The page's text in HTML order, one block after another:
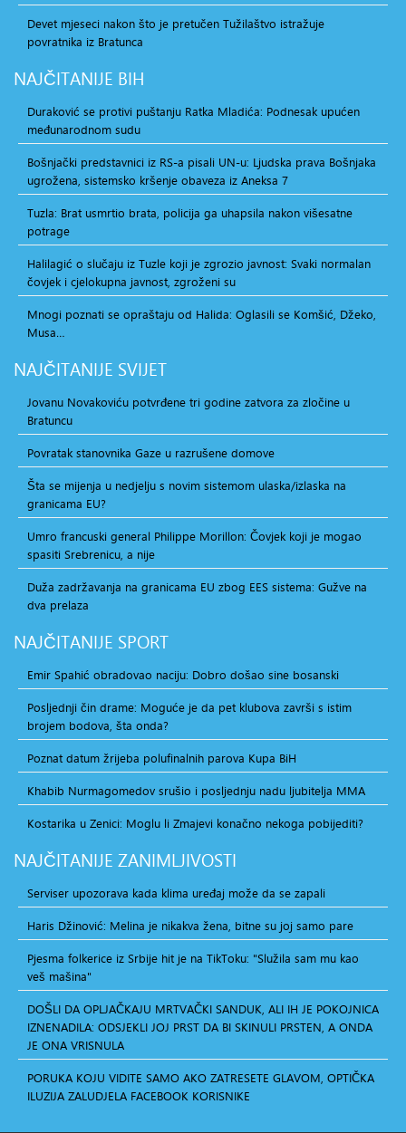
Devet mjeseci nakon što je pretučen Tužilaštvo istražuje
povratnika iz Bratunca
NAJČITANIJE BIH
Duraković se protivi puštanju Ratka Mladića: Podnesak upućen
međunarodnom sudu
Bošnjački predstavnici iz RS-a pisali UN-u: Ljudska prava Bošnjaka
ugrožena, sistemsko kršenje obaveza iz Aneksa 7
Tuzla: Brat usmrtio brata, policija ga uhapsila nakon višesatne
potrage
Halilagić o slučaju iz Tuzle koji je zgrozio javnost: Svaki normalan
čovjek i cjelokupna javnost, zgroženi su
Mnogi poznati se opraštaju od Halida: Oglasili se Komšić, Džeko,
Musa…
NAJČITANIJE SVIJET
Jovanu Novakoviću potvrđene tri godine zatvora za zločine u
Bratuncu
Povratak stanovnika Gaze u razrušene domove
Šta se mijenja u nedjelju s novim sistemom ulaska/izlaska na
granicama EU?
Umro francuski general Philippe Morillon: Čovjek koji je mogao
spasiti Srebrenicu, a nije
Duža zadržavanja na granicama EU zbog EES sistema: Gužve na
dva prelaza
NAJČITANIJE SPORT
Emir Spahić obradovao naciju: Dobro došao sine bosanski
Posljednji čin drame: Moguće je da pet klubova završi s istim
brojem bodova, šta onda?
Poznat datum žrijeba polufinalnih parova Kupa BiH
Khabib Nurmagomedov srušio i posljednju nadu ljubitelja MMA
Kostarika u Zenici: Moglu li Zmajevi konačno nekoga pobijediti?
NAJČITANIJE ZANIMLJIVOSTI
Serviser upozorava kada klima uređaj može da se zapali
Haris Džinović: Melina je nikakva žena, bitne su joj samo pare
Pjesma folkerice iz Srbije hit je na TikToku: "Služila sam mu kao
veš mašina"
DOŠLI DA OPLJAČKAJU MRTVAČKI SANDUK, ALI IH JE POKOJNICA
IZNENADILA: ODSJEKLI JOJ PRST DA BI SKINULI PRSTEN, A ONDA
JE ONA VRISNULA
PORUKA KOJU VIDITE SAMO AKO ZATRESETE GLAVOM, OPTIČKA
ILUZIJA ZALUDJELA FACEBOOK KORISNIKE